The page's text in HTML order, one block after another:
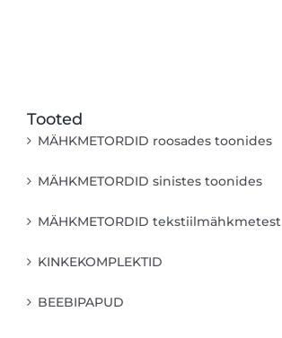
Tooted
MÄHKMETORDID roosades toonides
MÄHKMETORDID sinistes toonides
MÄHKMETORDID tekstiilmähkmetest
KINKEKOMPLEKTID
BEEBIPAPUD